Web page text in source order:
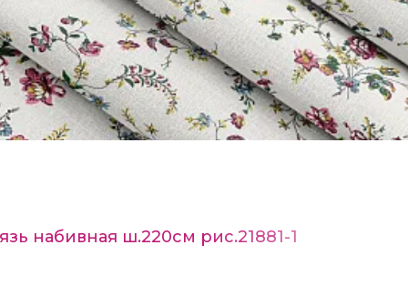
набивная ш.220см рис.21881-1